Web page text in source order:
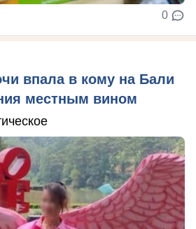
0
впала в кому на Бали
местным вином